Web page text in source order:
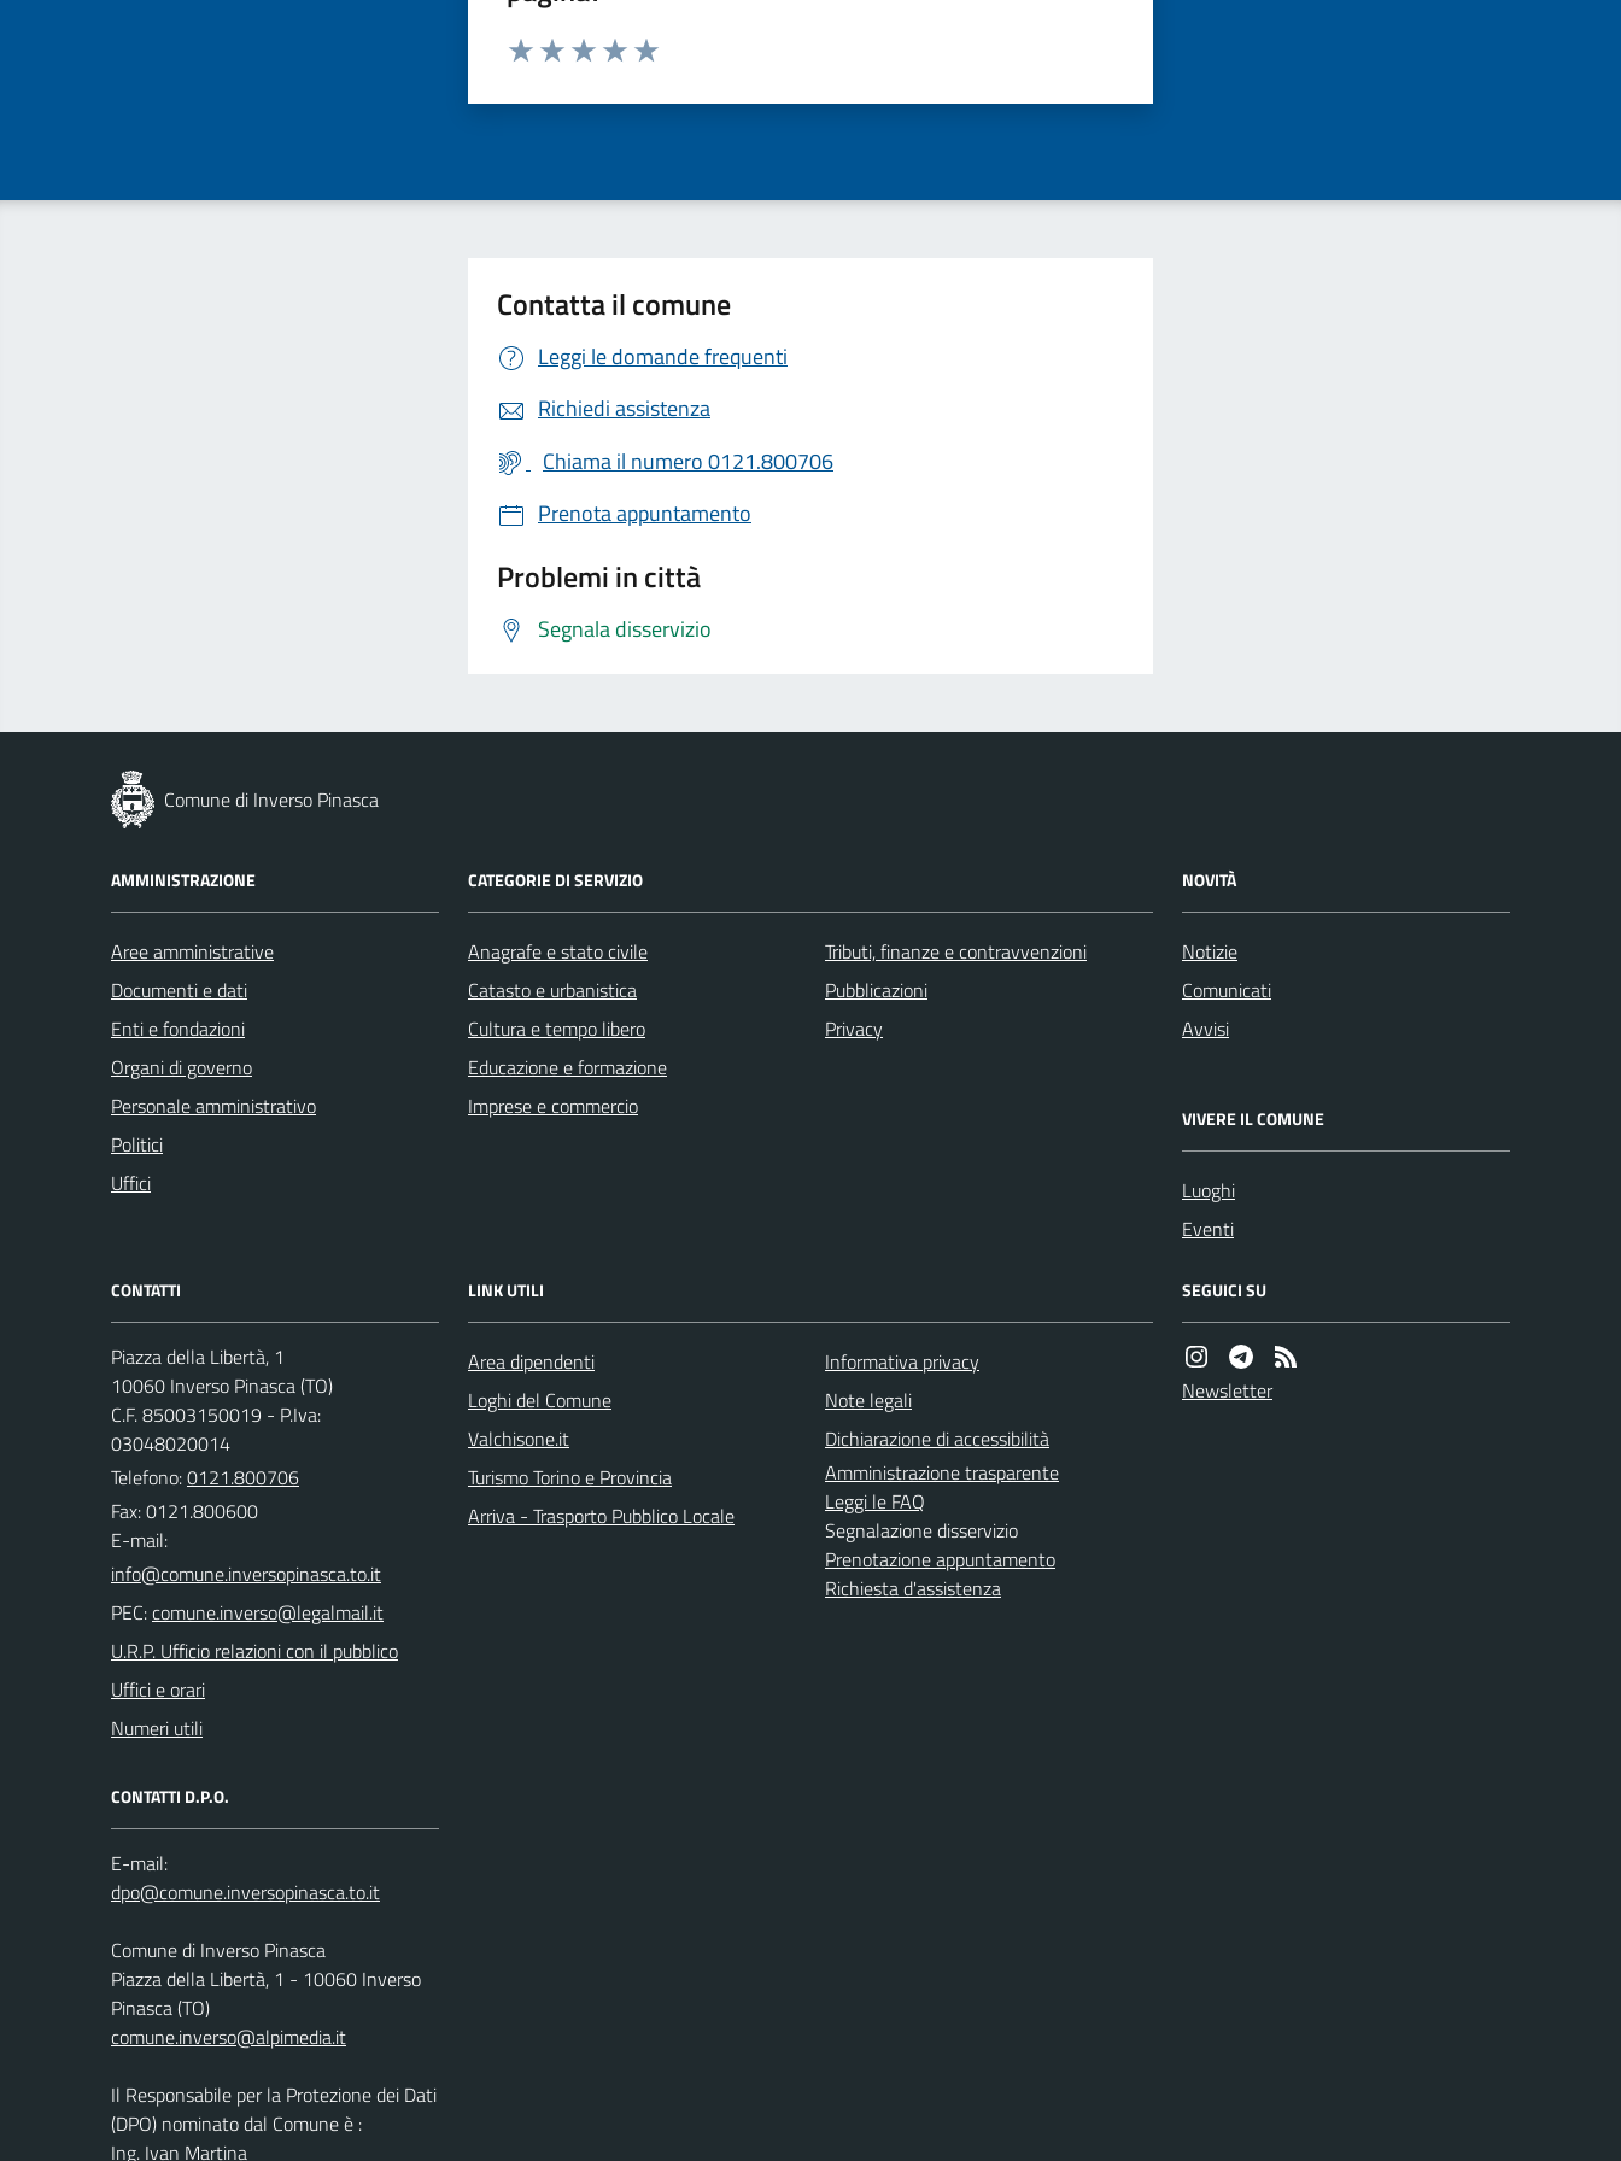
Valuta da 1 a 5 stelle la pagina
Contatta il comune
Leggi le domande frequenti
Richiedi assistenza
Chiama il numero 0121.800706
Prenota appuntamento
Problemi in città
Segnala disservizio
Comune di Inverso Pinasca
AMMINISTRAZIONE
Aree amministrative
Documenti e dati
Enti e fondazioni
Organi di governo
Personale amministrativo
Politici
Uffici
CATEGORIE DI SERVIZIO
Anagrafe e stato civile
Catasto e urbanistica
Cultura e tempo libero
Educazione e formazione
Imprese e commercio
Tributi, finanze e contravvenzioni
Pubblicazioni
Privacy
NOVITÀ
Notizie
Comunicati
Avvisi
VIVERE IL COMUNE
Luoghi
Eventi
CONTATTI
Piazza della Libertà, 1
10060 Inverso Pinasca (TO)
C.F. 85003150019 - P.Iva:
03048020014
Telefono:0121.800706
Fax: 0121.800600
E-mail:
PEC:
U.R.P. Ufficio relazioni con il pubblico
Uffici e orari
Numeri utili
CONTATTI D.P.O.
E-mail:
Comune di Inverso Pinasca
Piazza della Libertà, 1 - 10060 Inverso
Pinasca (TO)
comune.inverso@alpimedia.it
Il Responsabile per la Protezione dei Dati
(DPO) nominato dal Comune è :
Ing. Ivan Martina
LINK UTILI
Area dipendenti
Loghi del Comune
Valchisone.it
Turismo Torino e Provincia
Arriva - Trasporto Pubblico Locale
Informativa privacy
Note legali
Dichiarazione di accessibilità
Amministrazione trasparente
Leggi le FAQ
Segnalazione disservizio
Prenotazione appuntamento
Richiesta d'assistenza
SEGUICI SU
Newsletter